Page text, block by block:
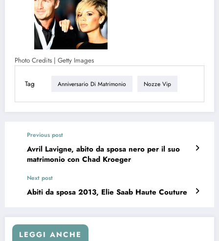
Photo Credits | Getty Images
Tag Anniversario Di Matrimonio Nozze Vip
Previous post
Avril Lavigne, abito da sposa nero per il suo
matrimonio con Chad Kroeger
Next post
Abiti da sposa 2013, Elie Saab Haute Couture
LEGGI ANCHE